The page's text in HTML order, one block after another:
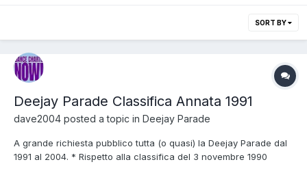
SORT BY
Deejay Parade Classifica Annata 1991
dave2004 posted a topic in Deejay Parade
A grande richiesta pubblico tutta (o quasi) la Deejay Parade dal
1991 al 2004. * Rispetto alla classifica del 3 novembre 1990